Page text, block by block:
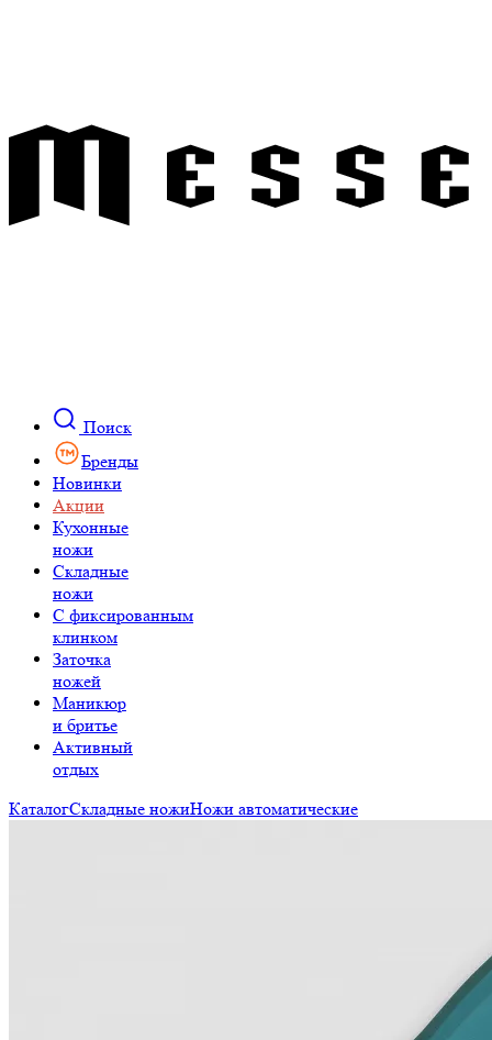
Поиск
Бренды
Новинки
Акции
Кухонные
ножи
Складные
ножи
C фиксированным
клинком
Заточка
ножей
Маникюр
и бритье
Активный
отдых
КаталогСкладные ножиНожи автоматические